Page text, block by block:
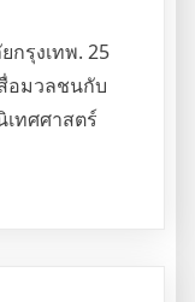
กรุงเทพ. 25
อมวลชนกับ
เทศศาสตร์